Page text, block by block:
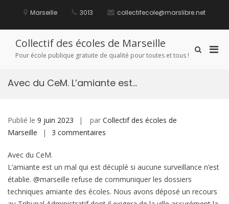
Marseille 3013 collectifecole@marslibre.net
Collectif des écoles de Marseille
Pour école publique gratuite de qualité pour toutes et tous !
Afficher
Avec du CeM. L’amiante est…
Publié le 9 juin 2023 par Collectif des écoles de
Marseille
3 commentaires
CeM.
L’amiante
est…
Avec du CeM.
L’amiante est un mal qui est décuplé si aucune surveillance n’est
établie. @marseille refuse de communiquer les dossiers
techniques amiante des écoles. Nous avons déposé un recours